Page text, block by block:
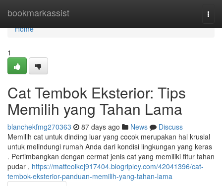
bookmarkassist
Home
Home
1
Cat Tembok Eksterior: Tips
Memilih yang Tahan Lama
blanchekfmg270363 87 days ago News
Discuss
Memilih cat untuk dinding luar yang cocok merupakan hal krusial
untuk melindungi rumah Anda dari kondisi lingkungan yang keras
. Pertimbangkan dengan cermat jenis cat yang memiliki fitur tahan
pudar , https://matteoikej917404.blogripley.com/42041396/cat-
tembok-eksterior-panduan-memilih-yang-tahan-lama